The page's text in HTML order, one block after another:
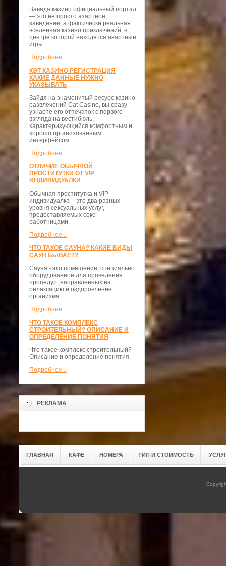
Вавада казино официальный портал
— это не просто азартное
заведение, а фактически реальная
вселенная казино приключений, в
центре которой находятся азартные
игры.
Подробнее...
КЭТ КАЗИНО РЕГИСТРАЦИЯ
КАКИЕ ДАННЫЕ НУЖНО
УКАЗЫВАТЬ
Зайдя на знаменитый ресурс казино
развлечений Cat Casino, вы сразу
узнаете его отпечаток с первого
взгляда на вестибюль,
характеризующийся комфортным и
хорошо организованным
интерфейсом.
Подробнее...
ОТЛИЧИЕ ОБЫЧНОЙ
ПРОСТИТУТКИ ОТ VIP
ИНДИВИДУАЛКИ
Обычная проститутка и VIP
индивидуалка – это два разных
уровня сексуальных услуг,
предоставляемых секс-
работницами.
Подробнее...
ЧТО ТАКОЕ САУНА? КАКИЕ ВИДЫ
САУН БЫВАЕТ?
Сауна - это помещение, специально
оборудованное для проведения
процедур, направленных на
релаксацию и оздоровление
организма.
Подробнее...
ЧТО ТАКОЕ КОМПЛЕКС
СТРОИТЕЛЬНЫЙ? ОПИСАНИЕ И
ОПРЕДЕЛЕНИЕ ПОНЯТИЯ
Что такое комплекс строительный?
Описание и определение понятия
Подробнее...
>
РЕКЛАМА
ГЛАВНАЯ КАФЕ НОМЕРА ТИП И СТОИМОСТЬ